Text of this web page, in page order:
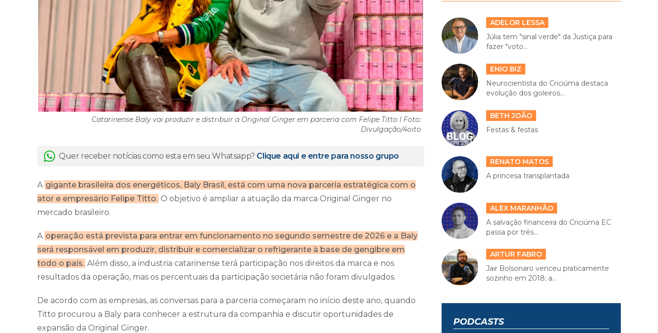
Catarinense Baly vai produzir e distribuir a Original Ginger em parceria com Felipe Titto I Foto:
Divulgação/4oito
Quer receber notícias como esta em seu Whatsapp? Clique aqui e entre para nosso grupo
A gigante brasileira dos energéticos, Baly Brasil, está com uma nova parceria estratégica com o
ator e empresário Felipe Titto. O objetivo é ampliar a atuação da marca Original Ginger no
mercado brasileiro.
A operação está prevista para entrar em funcionamento no segundo semestre de 2026 e a Baly
será responsável em produzir, distribuir e comercializar o refrigerante à base de gengibre em
todo o país. Além disso, a industria catarinense terá participação nos direitos da marca e nos
resultados da operação, mas os percentuais da participação societária não foram divulgados.
De acordo com as empresas, as conversas para a parceria começaram no início deste ano, quando
Titto procurou a Baly para conhecer a estrutura da companhia e discutir oportunidades de
expansão da Original Ginger.
ADELOR LESSA
Júlia tem "sinal verde" da Justiça para
fazer "voto...
ENIO BIZ
Neurocientista do Criciúma destaca
evolução dos goleiros...
BETH JOÃO
Festas & festas
RENATO MATOS
A princesa transplantada
ALEX MARANHÃO
A salvação financeira do Criciúma EC
passa por três...
ARTUR FABRO
Jair Bolsonaro venceu praticamente
sozinho em 2018; a...
PODCASTS